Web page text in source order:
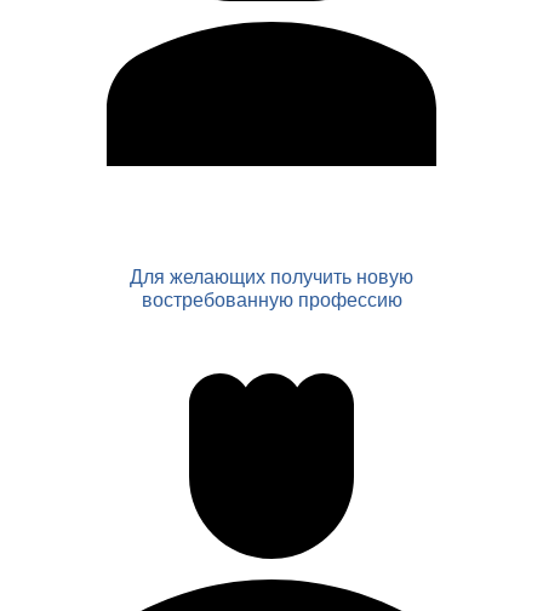
Для желающих получить новую
востребованную профессию